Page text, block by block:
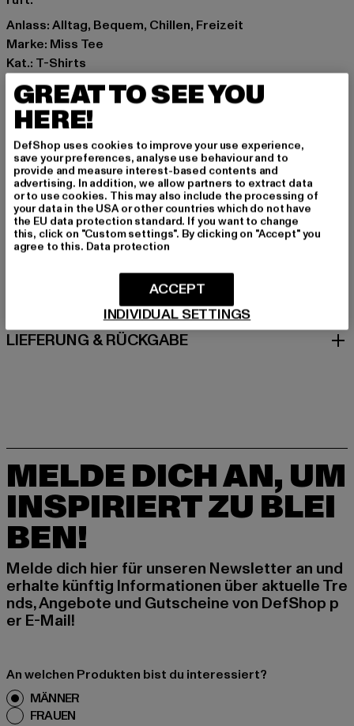
Anlass: Alltag, Bequem, Chillen, Freizeit
Marke: Miss Tee
Kat.: T-Shirts
Farbe: weiß
Hersteller Farbe: white
Materialzusammensetzung: 100% Baumwolle
Art.Nr: MST324-00220
Hersteller: TB International GmbH |info@tbint.de
Dr.-Robert-Murjahn-Straße 7 | 64372 Ober-Ramstadt |
DE
GRÖSSE & PASSFORM
PFLEGEHINWEISE
LIEFERUNG & RÜCKGABE
MELDE DICH AN, UM
INSPIRIERT ZU BLEI
BEN!
Melde dich hier für unseren Newsletter an und
erhalte künftig Informationen über aktuelle Tre
nds, Angebote und Gutscheine von DefShop p
er E-Mail!
An welchen Produkten bist du interessiert?
MÄNNER
FRAUEN
GREAT TO SEE YOU
HERE!
DefShop uses cookies to improve your use experience,
save your preferences, analyse use behaviour and to
provide and measure interest-based contents and
advertising. In addition, we allow partners to extract data
or to use cookies. This may also include the processing of
your data in the USA or other countries which do not have
the EU data protection standard. If you want to change
this, click on "Custom settings". By clicking on "Accept" you
agree to this. Data protection
INDIVIDUAL SETTINGS
ACCEPT